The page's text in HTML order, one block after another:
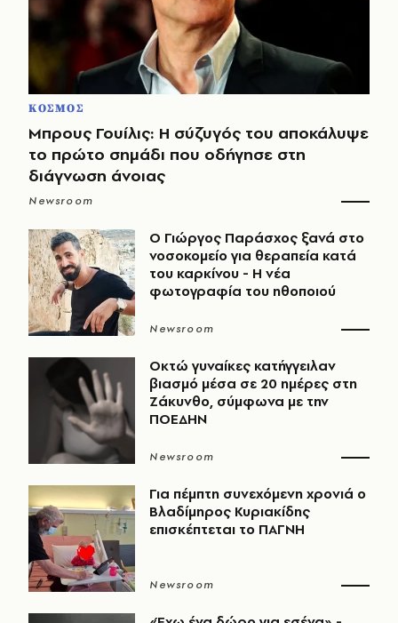
ΚΟΣΜΟΣ
Μπρους Γουίλις: Η σύζυγός του αποκάλυψε
το πρώτο σημάδι που οδήγησε στη
διάγνωση άνοιας
Newsroom
O Γιώργος Παράσχος ξανά στο
νοσοκομείο για θεραπεία κατά
του καρκίνου - Η νέα
φωτογραφία του ηθοποιού
Newsroom
Οκτώ γυναίκες κατήγγειλαν
βιασμό μέσα σε 20 ημέρες στη
Ζάκυνθο, σύμφωνα με την
ΠΟΕΔΗΝ
Newsroom
Για πέμπτη συνεχόμενη χρονιά ο
Βλαδίμηρος Κυριακίδης
επισκέπτεται το ΠΑΓΝΗ
Newsroom